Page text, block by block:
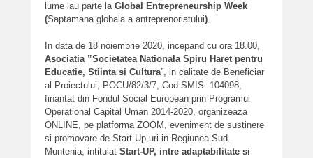
lume iau parte la Global Entrepreneurship Week
(Saptamana globala a antreprenoriatului).
In data de 18 noiembrie 2020, incepand cu ora 18.00,
Asociatia ”Societatea Nationala Spiru Haret pentru
Educatie, Stiinta si Cultura”, in calitate de Beneficiar
al Proiectului, POCU/82/3/7, Cod SMIS: 104098,
finantat din Fondul Social European prin Programul
Operational Capital Uman 2014-2020, organizeaza
ONLINE, pe platforma ZOOM, eveniment de sustinere
si promovare de Start-Up-uri in Regiunea Sud-
Muntenia, intitulat Start-UP, intre adaptabilitate si